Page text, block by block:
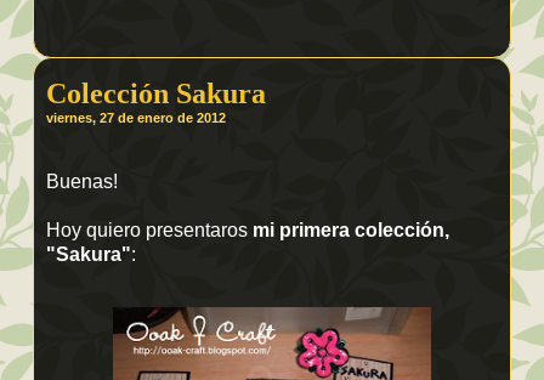
Colección Sakura
viernes, 27 de enero de 2012
Buenas!
Hoy quiero presentaros mi primera colección,
"Sakura":